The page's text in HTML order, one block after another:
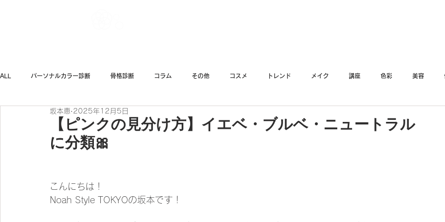
ALL パーソナルカラー診断 骨格診断 コラム その他 コスメ トレンド メイク 講座 色彩 美容
ファッション
【ピンクの見分け方】イエベ・ブルベ・ニュートラル
に分類🎀
坂本恵 2025年12月5日
こんにちは！
Noah Style TOKYOの坂本です！